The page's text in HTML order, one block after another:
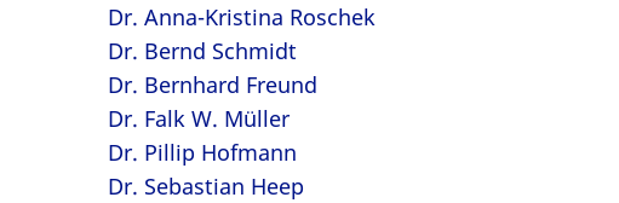
Dr. Anna-Kristina Roschek
Dr. Bernd Schmidt
Dr. Bernhard Freund
Dr. Falk W. Müller
Dr. Pillip Hofmann
Dr. Sebastian Heep